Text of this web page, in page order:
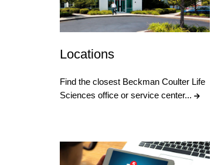
Locations
Find the closest Beckman Coulter Life
Sciences office or service center...